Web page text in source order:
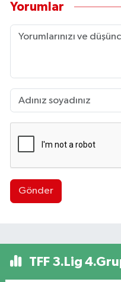
Yorumlar
Gönder
TFF 3.Lig